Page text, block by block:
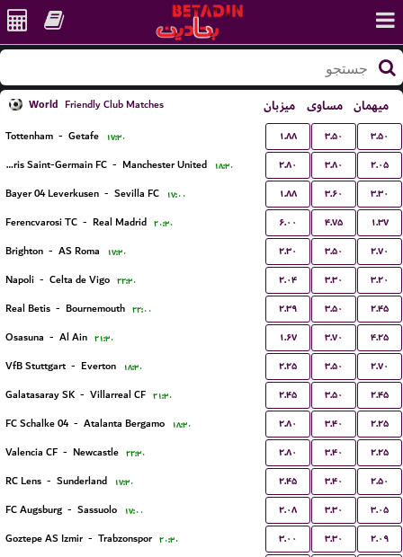
World Friendly Club Matches میزبان مساوی میهمان
Tottenham - Getafe ۱۷:۳۰ ۱.۸۸ ۳.۵۰ ۳.۵۰
Paris Saint-Germain FC - Manchester United ۱۸:۳۰ ۲.۸۰ ۳.۸۰ ۲.۰۵
Bayer 04 Leverkusen - Sevilla FC ۱۷:۰۰ ۱.۸۸ ۳.۶۰ ۳.۳۰
Ferencvarosi TC - Real Madrid ۲۰:۳۰ ۶.۰۰ ۴.۷۵ ۱.۳۷
Brighton - AS Roma ۱۷:۳۰ ۲.۳۰ ۳.۵۰ ۲.۷۰
Napoli - Celta de Vigo ۲۲:۳۰ ۲.۰۴ ۳.۳۰ ۳.۲۰
Real Betis - Bournemouth ۲۲:۰۰ ۲.۳۹ ۳.۵۰ ۲.۴۵
Osasuna - Al Ain ۲۱:۳۰ ۱.۶۷ ۳.۷۰ ۴.۲۵
VfB Stuttgart - Everton ۱۸:۳۰ ۲.۲۵ ۳.۵۰ ۲.۷۰
Galatasaray SK - Villarreal CF ۲۱:۳۰ ۲.۴۵ ۳.۵۰ ۲.۴۵
FC Schalke 04 - Atalanta Bergamo ۱۸:۳۰ ۲.۸۰ ۳.۴۰ ۲.۲۵
Valencia CF - Newcastle ۲۲:۳۰ ۲.۸۰ ۳.۴۰ ۲.۲۵
RC Lens - Sunderland ۱۷:۳۰ ۲.۴۵ ۳.۴۰ ۲.۵۰
FC Augsburg - Sassuolo ۱۷:۰۰ ۲.۰۸ ۳.۳۰ ۳.۰۵
Goztepe AS Izmir - Trabzonspor ۲۰:۳۰ ۳.۰۰ ۳.۳۰ ۲.۰۹